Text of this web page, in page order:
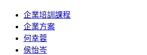
企業培訓課程
企業方案
何幸蓉
侯怡岑